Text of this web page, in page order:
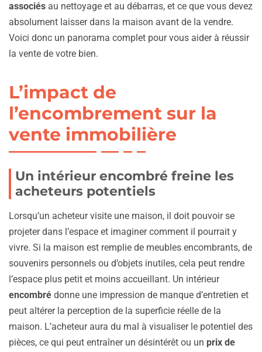
associés au nettoyage et au débarras, et ce que vous devez
absolument laisser dans la maison avant de la vendre.
Voici donc un panorama complet pour vous aider à réussir
la vente de votre bien.
L’impact de
l’encombrement sur la
vente immobilière
Un intérieur encombré freine les
acheteurs potentiels
Lorsqu’un acheteur visite une maison, il doit pouvoir se
projeter dans l’espace et imaginer comment il pourrait y
vivre. Si la maison est remplie de meubles encombrants, de
souvenirs personnels ou d’objets inutiles, cela peut rendre
l’espace plus petit et moins accueillant. Un intérieur
encombré donne une impression de manque d’entretien et
peut altérer la perception de la superficie réelle de la
maison. L’acheteur aura du mal à visualiser le potentiel des
pièces, ce qui peut entraîner un désintérêt ou un prix de